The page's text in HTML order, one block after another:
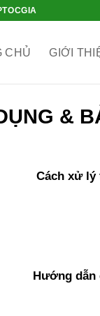
CHỦ GIỚI
&
Cách xử lý
Hướng dẫn